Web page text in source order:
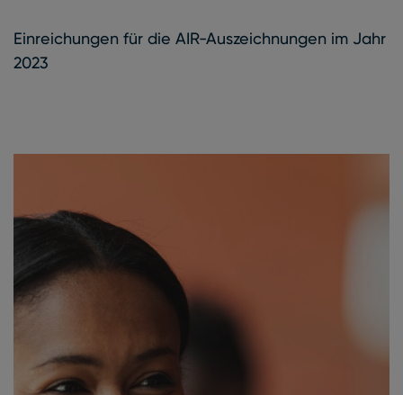
Einreichungen für die AIR-Auszeichnungen im Jahr
2023